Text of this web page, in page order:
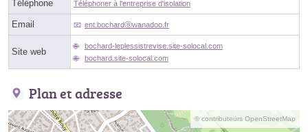
Téléphone Téléphoner à l'entreprise d'isolation
Email ent.bochardⓐwanadoo.fr
Site web
bochard-leplessistrevise.site-solocal.com
bochard.site-solocal.com
Plan et adresse
© contributeurs OpenStreetMap